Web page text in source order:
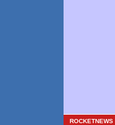
ROCKETNEWS